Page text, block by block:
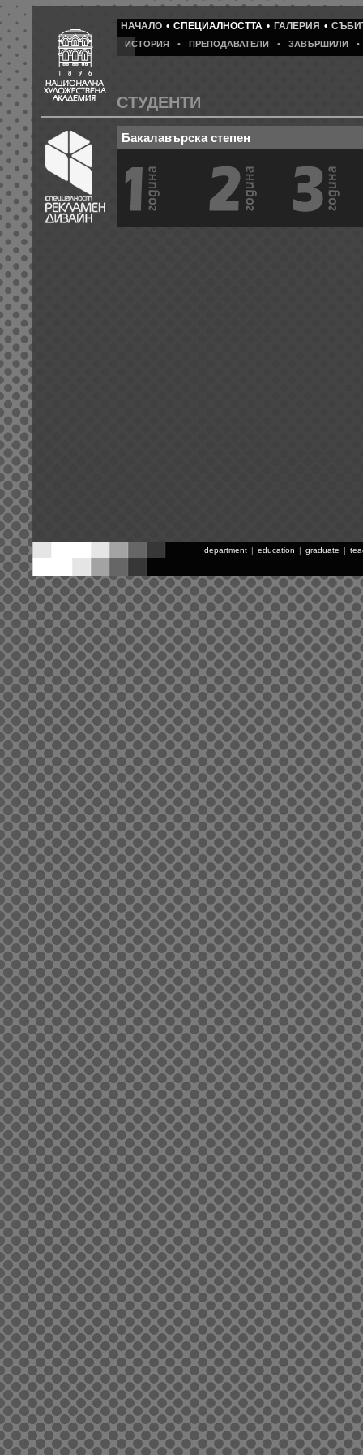
НАЧАЛО • СПЕЦИАЛНОСТТА • ГАЛЕРИЯ •
ИСТОРИЯ • ПРЕПОДАВАТЕЛИ • ЗАВЪРШИЛИ •
СТУДЕНТИ
Бакалавърска степен
department | education | graduate |